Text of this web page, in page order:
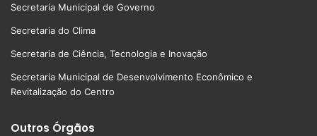
Secretaria Municipal de Governo
Secretaria do Clima
Secretaria de Ciência, Tecnologia e Inovação
Secretaria Municipal de Desenvolvimento Econômico e
Revitalização do Centro
Outros Órgãos